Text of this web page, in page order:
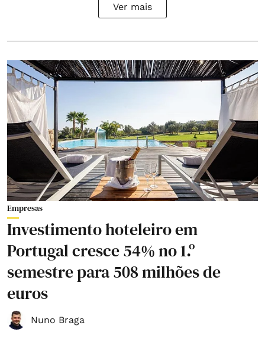
Ver mais
Empresas
Investimento hoteleiro em
Portugal cresce 54% no 1.º
semestre para 508 milhões de
euros
Nuno Braga